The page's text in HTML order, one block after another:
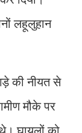
लहूलुहान
की नीयत से
मौके पर